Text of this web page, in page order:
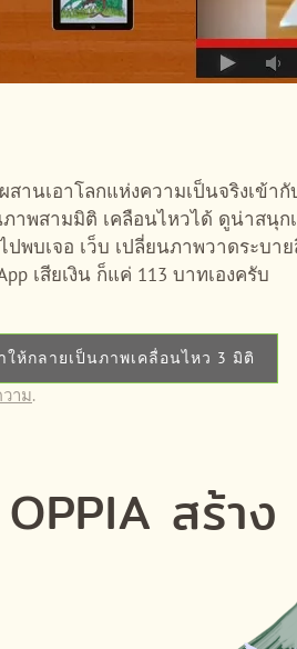
สานเอาโลกแห่งความเป็นจริงเข้
พสามมิติ เคลือนไหวได้ ดูน่าสนุ
ปพบเจอ เว็บ เปลี่ยนภาพวาดระบ
เสียเงิน ก็แค่ 113 บาทเองครับ
ให้กลายเป็นภาพเคลื่อนไหว 3 มิติ
าม.
สร้า